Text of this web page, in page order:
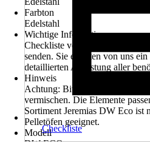
Farbton
Edelstahl
Wichtige Information
Checkliste vollständig
senden. Sie erhalten von uns
detaillierten Auflistung aller
Hinweis
Achtung: Bitte die Systeme
vermischen. Die Elemente
Sortiment Jeremias DW Eco ist
Pelletöfen geeignet.
ModellCheckliste